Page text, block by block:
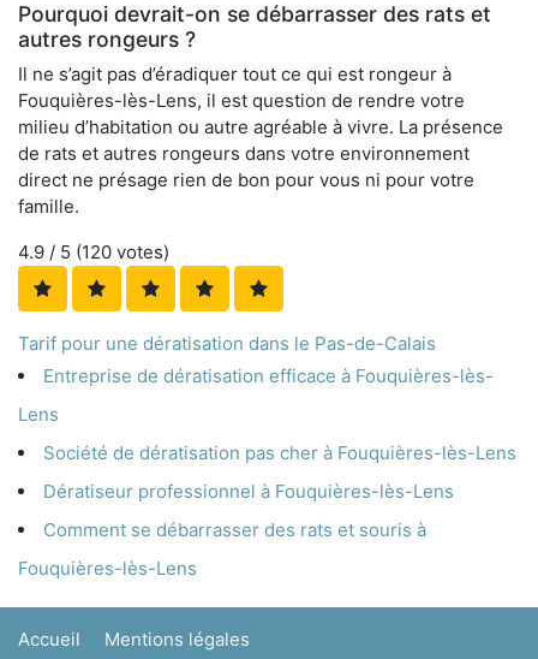
Pourquoi devrait-on se débarrasser des rats et
autres rongeurs ?
Il ne s’agit pas d’éradiquer tout ce qui est rongeur à
Fouquières-lès-Lens, il est question de rendre votre
milieu d’habitation ou autre agréable à vivre. La présence
de rats et autres rongeurs dans votre environnement
direct ne présage rien de bon pour vous ni pour votre
famille.
4.9 / 5 (120 votes)
Tarif pour une dératisation dans le Pas-de-Calais
Entreprise de dératisation efficace à Fouquières-lès-
Lens
Société de dératisation pas cher à Fouquières-lès-Lens
Dératiseur professionnel à Fouquières-lès-Lens
Comment se débarrasser des rats et souris à
Fouquières-lès-Lens
Accueil Mentions légales